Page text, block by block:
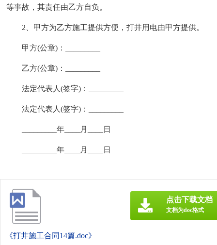
等事故，其责任由乙方自负。
2、甲方为乙方施工提供方便，打井用电由甲方提供。
甲方(公章)：_________
乙方(公章)：_________
法定代表人(签字)：_________
法定代表人(签字)：_________
_________年____月____日
_________年____月____日
《打井施工合同14篇.doc》
点击下载文档
文档为doc格式